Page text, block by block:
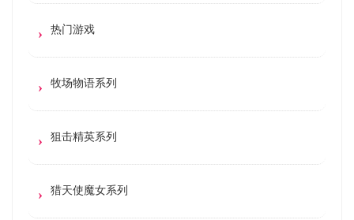
热门游戏
牧场物语系列
狙击精英系列
猎天使魔女系列